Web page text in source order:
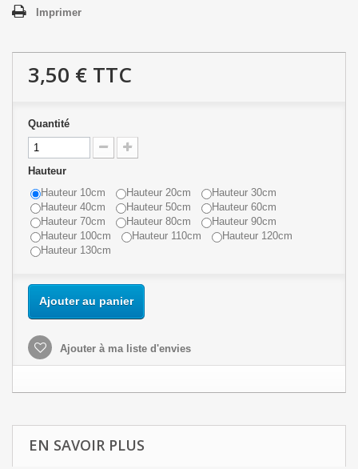
Imprimer
3,50 € TTC
Quantité
Hauteur
Hauteur 10cm
Hauteur 20cm
Hauteur 30cm
Hauteur 40cm
Hauteur 50cm
Hauteur 60cm
Hauteur 70cm
Hauteur 80cm
Hauteur 90cm
Hauteur 100cm
Hauteur 110cm
Hauteur 120cm
Hauteur 130cm
Ajouter au panier
Ajouter à ma liste d'envies
EN SAVOIR PLUS